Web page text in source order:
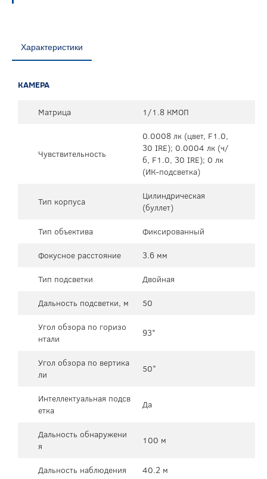
Характеристики
КАМЕРА
Матрица 1/1.8 КМОП
Чувствительность
0.0008 лк (цвет, F1.0,
30 IRE); 0.0004 лк (ч/
б, F1.0, 30 IRE); 0 лк
(ИК-подсветка)
Тип корпуса
Цилиндрическая
(буллет)
Тип объектива
Фиксированный
Фокусное расстояние
3.6 мм
Тип подсветки
Двойная
Дальность подсветки, м
50
Угол обзора по горизо
нтали
93°
Угол обзора по вертика
ли
50°
Интеллектуальная подсв
етка
Да
Дальность обнаружени
я
100 м
Дальность наблюдения 40.2 м